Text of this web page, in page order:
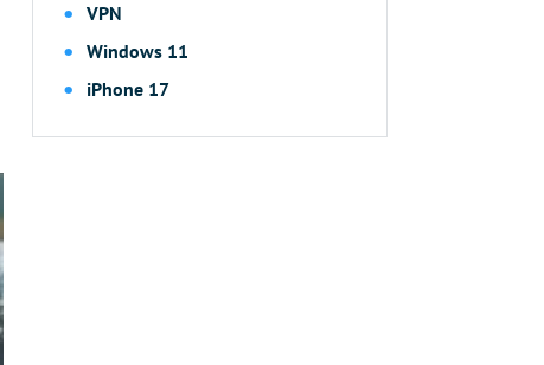
VPN
Windows 11
iPhone 17